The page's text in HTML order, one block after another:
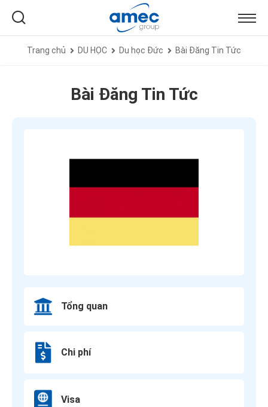
Trang chủ DU HỌC Du học Đức Bài Đăng Tin Tức
Bài Đăng Tin Tức
Tổng quan
Chi phí
Visa